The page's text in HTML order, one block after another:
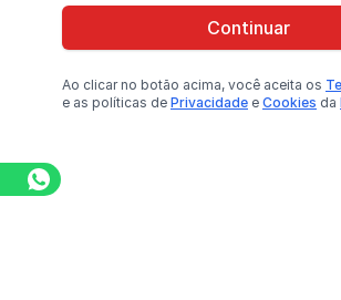
Continuar
Ao clicar no botão acima, você aceita os
e as políticas de Privacidade e Cookies da